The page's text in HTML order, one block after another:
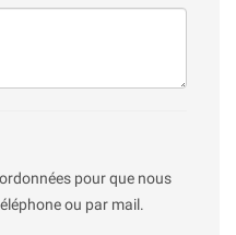
pour que nous
ou par mail.